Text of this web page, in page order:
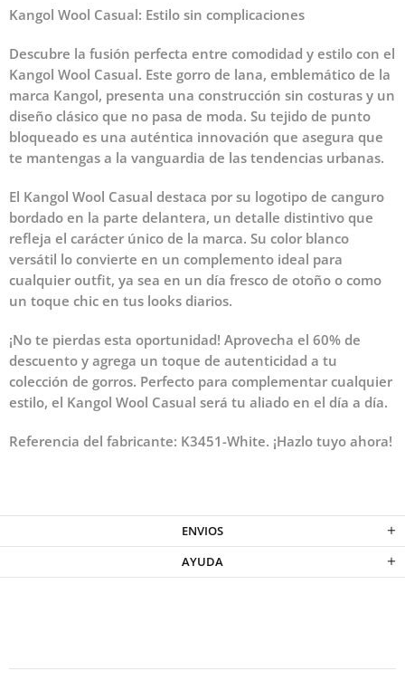
Kangol Wool Casual: Estilo sin complicaciones
Descubre la fusión perfecta entre comodidad y estilo con el
Kangol Wool Casual. Este gorro de lana, emblemático de la
marca Kangol, presenta una construcción sin costuras y un
diseño clásico que no pasa de moda. Su tejido de punto
bloqueado es una auténtica innovación que asegura que
te mantengas a la vanguardia de las tendencias urbanas.
El Kangol Wool Casual destaca por su logotipo de canguro
bordado en la parte delantera, un detalle distintivo que
refleja el carácter único de la marca. Su color blanco
versátil lo convierte en un complemento ideal para
cualquier outfit, ya sea en un día fresco de otoño o como
un toque chic en tus looks diarios.
¡No te pierdas esta oportunidad! Aprovecha el 60% de
descuento y agrega un toque de autenticidad a tu
colección de gorros. Perfecto para complementar cualquier
estilo, el Kangol Wool Casual será tu aliado en el día a día.
Referencia del fabricante: K3451-White. ¡Hazlo tuyo ahora!
ENVIOS
AYUDA